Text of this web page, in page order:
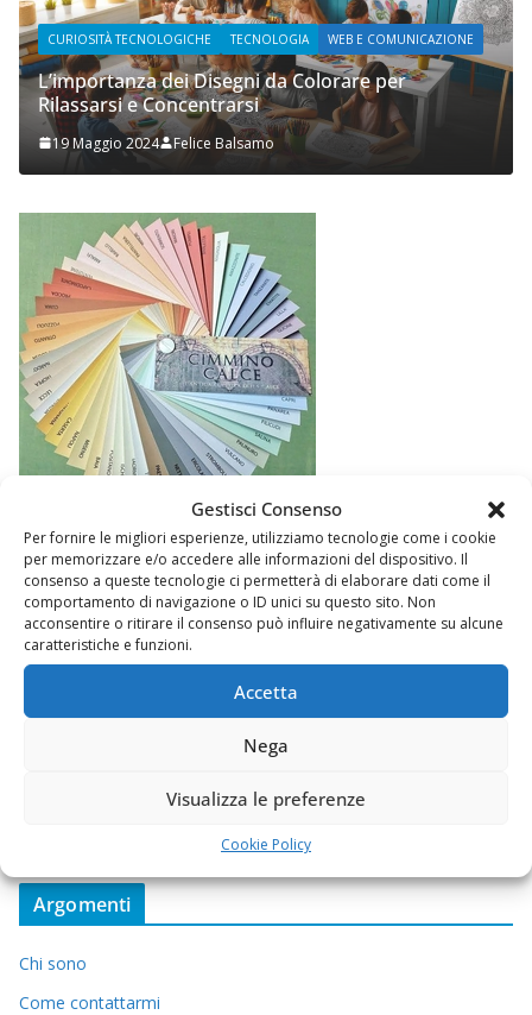
Gestisci Consenso
Per fornire le migliori esperienze, utilizziamo tecnologie come i cookie
per memorizzare e/o accedere alle informazioni del dispositivo. Il
consenso a queste tecnologie ci permetterà di elaborare dati come il
comportamento di navigazione o ID unici su questo sito. Non
acconsentire o ritirare il consenso può influire negativamente su alcune
caratteristiche e funzioni.
Accetta
Nega
Visualizza le preferenze
Cookie Policy
CURIOSITÀ TECNOLOGICHE TECNOLOGIA WEB E COMUNICAZIONE
dei Disegni da Colorare per
e Concentrarsi
19 Maggio 2024 Felice Balsamo
WEB
Argomenti
Chi sono
Come contattarmi